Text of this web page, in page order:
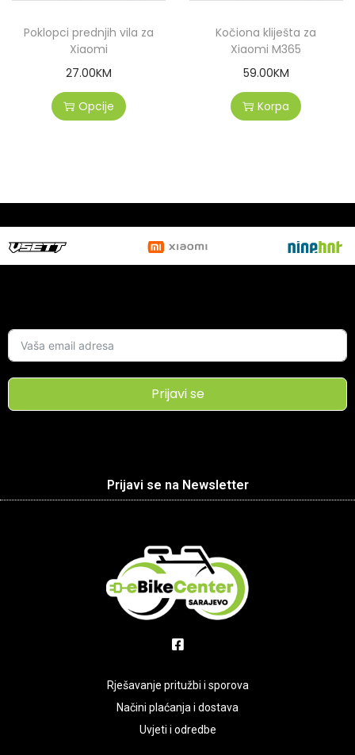
Poklopci prednjih vila za
Xiaomi
27.00KM
Opcije
Kočiona kliješta za
Xiaomi M365
59.00KM
Korpa
Prijavi se
Prijavi se na Newsletter
Rješavanje pritužbi i sporova
Načini plaćanja i dostava
Uvjeti i odredbe